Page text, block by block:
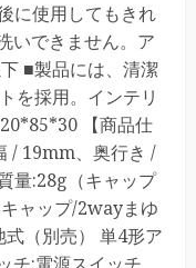
に使用してもきれ
いできません。ア
■製品には、清潔
を採用。インテリ
【商品仕
/ 19mm、奥行き /
量:28g（キャップ
ャップ/2wayまゆ
（別売） 単4形ア